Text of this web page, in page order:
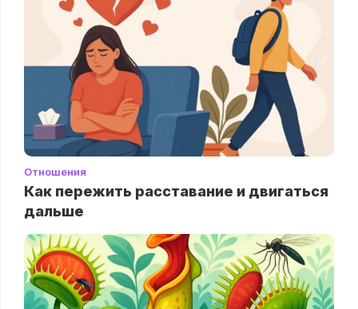
Отношения
Как пережить расставание и двигаться
дальше